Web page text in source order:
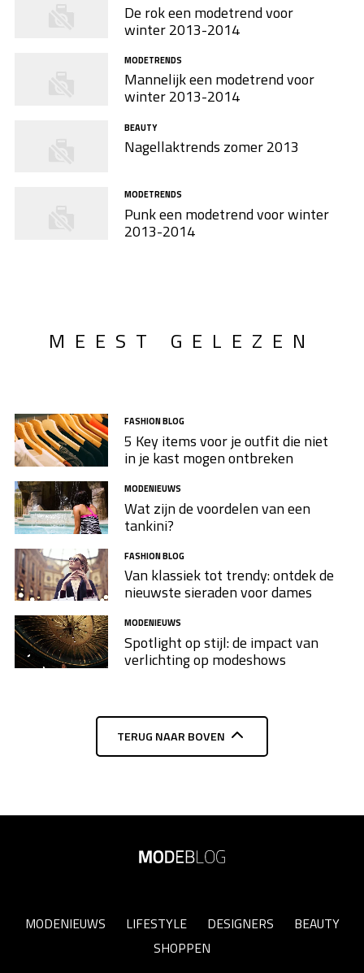
De rok een modetrend voor
winter 2013-2014
MODETRENDS
Mannelijk een modetrend voor
winter 2013-2014
BEAUTY
Nagellaktrends zomer 2013
MODETRENDS
Punk een modetrend voor winter
2013-2014
MEEST GELEZEN
FASHION BLOG
5 Key items voor je outfit die niet
in je kast mogen ontbreken
MODENIEUWS
Wat zijn de voordelen van een
tankini?
FASHION BLOG
Van klassiek tot trendy: ontdek de
nieuwste sieraden voor dames
MODENIEUWS
Spotlight op stijl: de impact van
verlichting op modeshows
TERUG NAAR BOVEN
MODENIEUWS LIFESTYLE DESIGNERS
BEAUTY
SHOPPEN